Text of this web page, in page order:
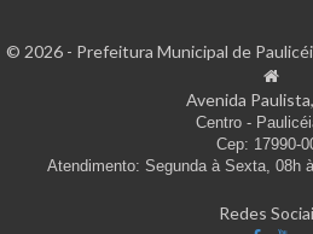
© 2026 - Prefeitura Municipal de
Avenida
Centro -
Cep: 17990-
Atendimento: Segunda à Sexta, 08h
Redes